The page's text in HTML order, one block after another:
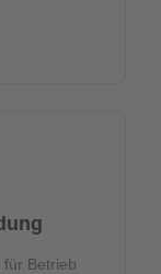
Betrieb